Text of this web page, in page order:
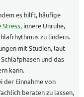
es hilft, häufige
Stress, innere Unruhe,
zu lindern.
mit Studien, laut
und das
kann.
der Einnahme von
beraten zu lassen,